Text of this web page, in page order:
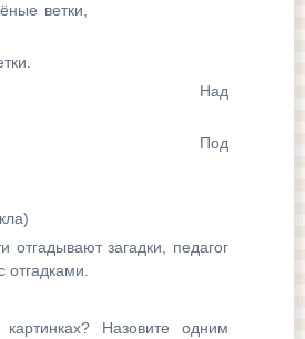
зелёные ветки,
Над
отгадывают загадки, педагог
отгадками.
Назовите одним